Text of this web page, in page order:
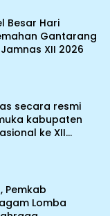
Besar Hari
Gantarang
XII 2026
secara resmi
kabupaten
ke XII
Pemkab
Lomba